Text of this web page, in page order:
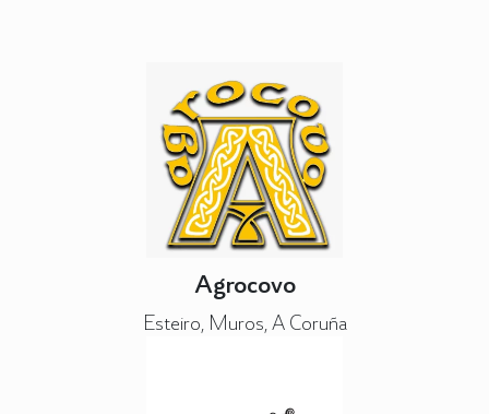
Agrocovo
Esteiro, Muros, A Coruña